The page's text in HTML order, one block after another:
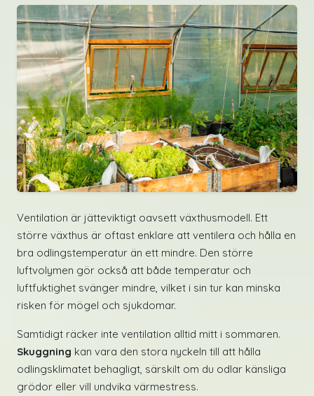
Ventilation är jätteviktigt oavsett växthusmodell. Ett
större växthus är oftast enklare att ventilera och hålla en
bra odlingstemperatur än ett mindre. Den större
luftvolymen gör också att både temperatur och
luftfuktighet svänger mindre, vilket i sin tur kan minska
risken för mögel och sjukdomar.
Samtidigt räcker inte ventilation alltid mitt i sommaren.
Skuggning kan vara den stora nyckeln till att hålla
odlingsklimatet behagligt, särskilt om du odlar känsliga
grödor eller vill undvika värmestress.